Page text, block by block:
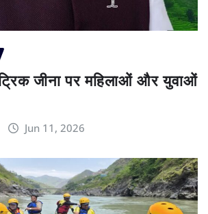
जीना पर महिलाओं और युवाओं
Jun 11, 2026